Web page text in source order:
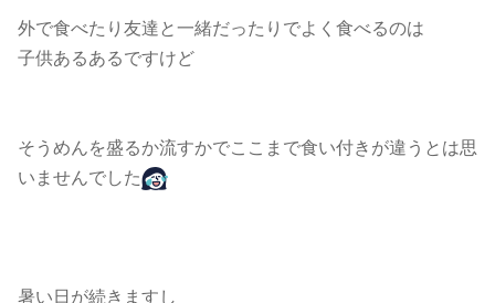
外で食べたり友達と一緒だったりでよく食べるのは
子供あるあるですけど
そうめんを盛るか流すかでここまで食い付きが違うとは思
いませんでした
暑い日が続きますし